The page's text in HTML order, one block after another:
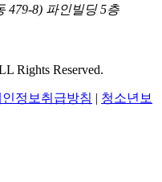
479-8) 파인빌딩 5층
Rights Reserved.
정보취급방침 | 청소년보